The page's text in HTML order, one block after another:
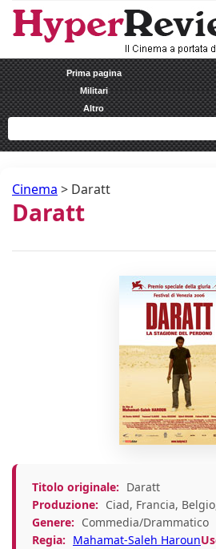
Prima pagina
Militari
Altro
Cinema > Daratt
Daratt
Titolo originale: Daratt
Produzione: Ciad, Francia,
Genere: Commedia/Drammatico
Regia: Mahamat-Saleh Haroun